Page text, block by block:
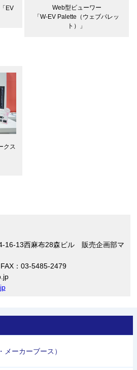
EV
クス
Web型ビューワー
「W-EV Palette（ウェブパレッ
ト）」
16-13西麻布28森ビル 販売企画部マ
：03-5485-2479
ーカーブース）